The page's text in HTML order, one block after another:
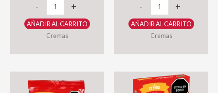
-
Marinera
Durena
+
AÑADIR AL CARRITO
Cremas
-
Champiñones
Durena
+
AÑADIR AL CARRITO
Cremas